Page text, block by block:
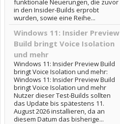
funktionale Neuerungen, die zuvor
in den Insider-Builds erprobt
wurden, sowie eine Reihe...
Windows 11: Insider Preview
Build bringt Voice Isolation
und mehr
Windows 11: Insider Preview Build
bringt Voice Isolation und mehr:
Windows 11: Insider Preview Build
bringt Voice Isolation und mehr
Nutzer dieser Test-Builds sollten
das Update bis spätestens 11.
August 2026 installieren, da an
diesem Datum das bisherige...